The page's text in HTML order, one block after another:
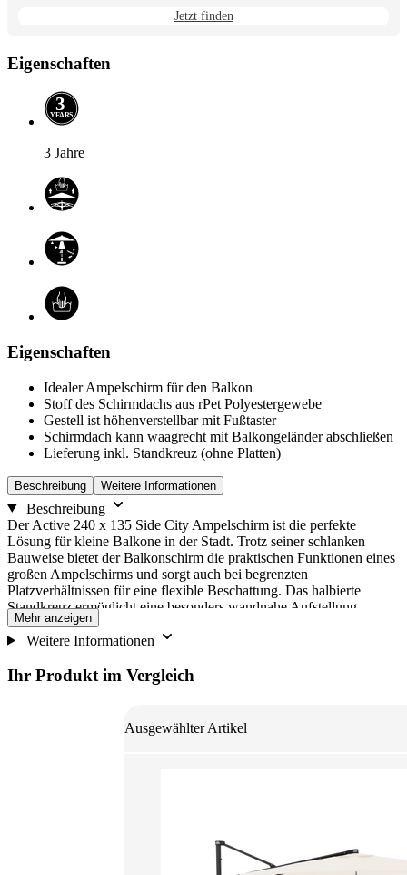
Jetzt finden
Eigenschaften
YEARS
3
3 Jahre
Eigenschaften
Idealer Ampelschirm für den Balkon
Stoff des Schirmdachs aus rPet Polyestergewebe
Gestell ist höhenverstellbar mit Fußtaster
Schirmdach kann waagrecht mit Balkongeländer abschließen
Lieferung inkl. Standkreuz (ohne Platten)
Beschreibung Weitere Informationen
Beschreibung
Der Active 240 x 135 Side City Ampelschirm ist die perfekte
Lösung für kleine Balkone in der Stadt. Trotz seiner schlanken
Bauweise bietet der Balkonschirm die praktischen Funktionen eines
großen Ampelschirms und sorgt auch bei begrenzten
Platzverhältnissen für eine flexible Beschattung. Das halbierte
Standkreuz ermöglicht eine besonders wandnahe Aufstellung.
Dadurch lässt sich der Side-City platzsparend neben einem Tisch
oder in der Nähe des Balkongeländers positionieren. Über den
werden. Die Höhenverstellung und die axiale Schwenkfunktion
ermöglichen eine flexible Anpassung an den Sonnenstand und
OEKO-TEX® STANDARD 100 zertifizierte Schirmdach besteht
aus recyceltem rPET-Gewebe. Mit einem Lichtschutzfaktor von 50+
Mehr anzeigen
Weitere Informationen
Ihr Produkt im Vergleich
Ausgewählter Artikel